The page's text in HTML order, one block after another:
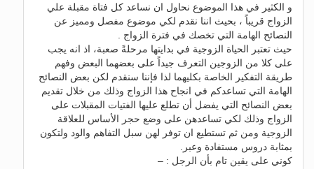
و الكثير في هذا الموضوع نحاول ان نساعد كل فتاة مقبلة علي
الزواج قريباً ، بحيث اننا نقدم لكي موضوع مفصل ومميز عن
النصائح الهامة التي تخصك في فترة الزواج .
حيث تعتبر الحياة الزوجية في بدايتها مرحلةً صعبة، اذ انه يجب
على كلا من الزوجين التعرف جيداً على بعضهما البعض وفهم
طريقة التفكير الخاصة بكليهما لذا فإننا سنقدم لكن بعض النصائح
الهامة التي تساعدكم في انجاح هذا الزواج وذلك من خلال تقديم
بعض النصائح التي يفضل أن تطلع عليها الفتيات المقبلات على
الزواج وذلك لكي تساعدهن على وضع حجر الأساس للعلاقة
الزوجية ومن ثم تستطيع ان توفر لهن سبل التفاهم والود ولتكون
بمثابة دروس مستفادة وعبر.
كوني على يقين تام بأن الرجل : –